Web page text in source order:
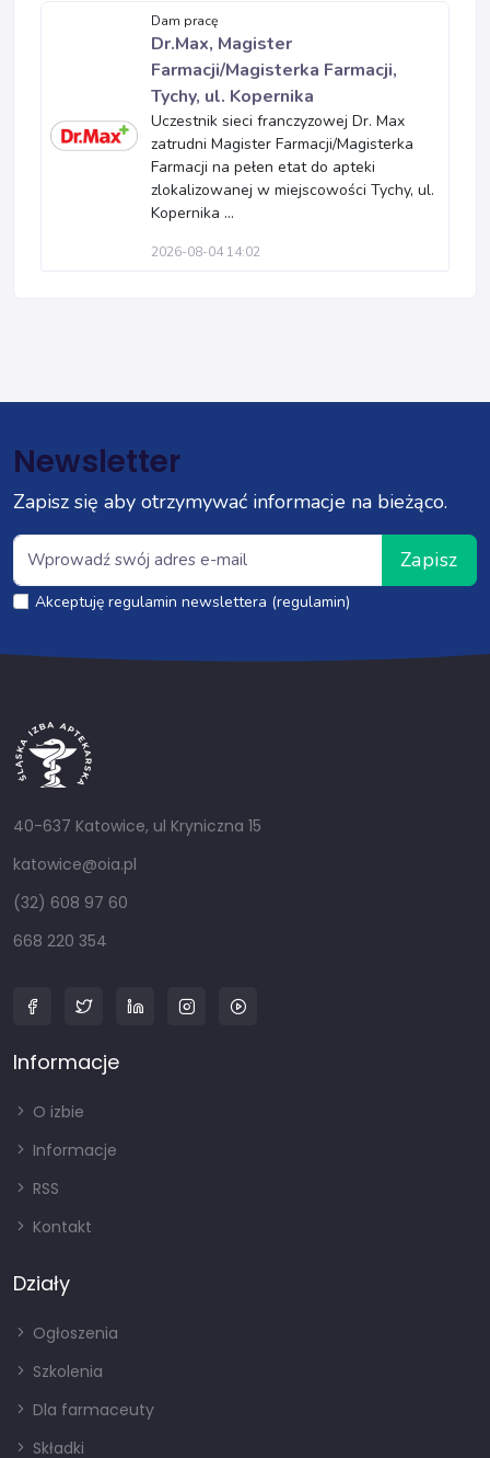
Dam pracę
Dr.Max, Magister
Farmacji/Magisterka Farmacji,
Tychy, ul. Kopernika
Uczestnik sieci franczyzowej Dr. Max
zatrudni Magister Farmacji/Magisterka
Farmacji na pełen etat do apteki
zlokalizowanej w miejscowości Tychy, ul.
Kopernika ...
2026-08-04 14:02
Newsletter
Zapisz się aby otrzymywać informacje na bieżąco.
Zapisz
Akceptuję regulamin newslettera (regulamin)
40-637 Katowice, ul Kryniczna 15
katowice@oia.pl
(32) 608 97 60
668 220 354
Informacje
O izbie
Informacje
RSS
Kontakt
Działy
Ogłoszenia
Szkolenia
Dla farmaceuty
Składki